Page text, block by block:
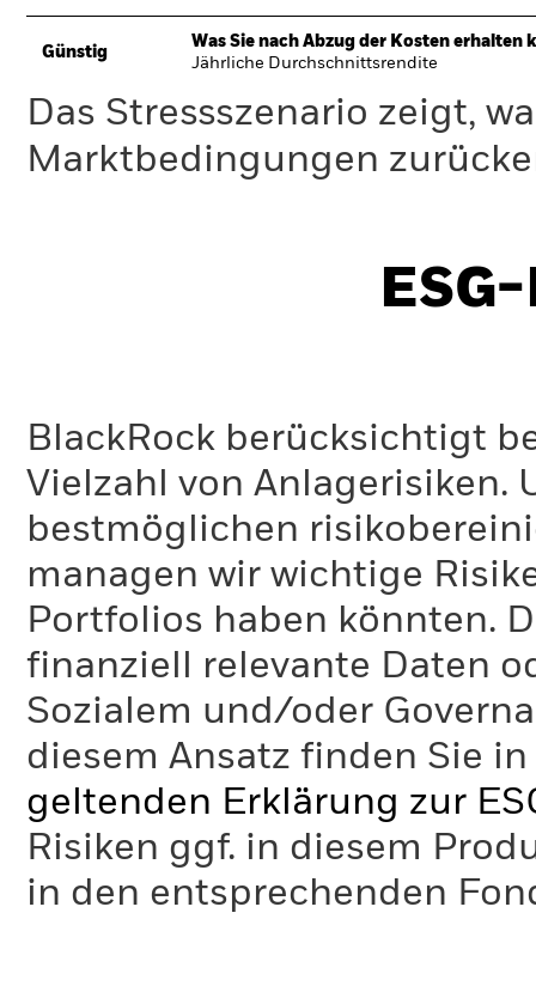
Günstig
Was Sie nach Abzug der Kosten erhalten
Jährliche Durchschnittsrendite
Das Stressszenario zeigt,
Marktbedingungen
BlackRock berücksichtigt
Vielzahl von Anlagerisiken.
bestmöglichen
managen wir wichtige
Portfolios haben könnten.
finanziell relevante Daten
Sozialem und/oder
diesem Ansatz finden Sie
geltenden Erklärung zur
Risiken ggf. in diesem
in den entsprechenden